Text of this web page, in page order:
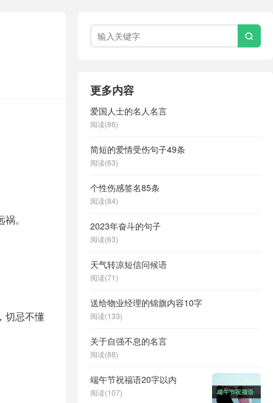
。
切忌不懂

更多内容
爱国人士的名人名言
阅读(86)
简短的爱情受伤句子49条
阅读(63)
个性伤感签名85条
阅读(84)
2023年奋斗的句子
阅读(63)
天气转凉短信问候语
阅读(71)
送给物业经理的锦旗内容10字
阅读(133)
关于自强不息的名言
阅读(88)
端午节祝福语20字以内
阅读(107)